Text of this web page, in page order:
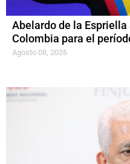
Abelardo de la
Colombia para el
Agosto 08, 2026